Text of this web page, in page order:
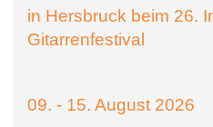
in Hersbruck beim 26.
Gitarrenfestival
09. - 15. August 2026